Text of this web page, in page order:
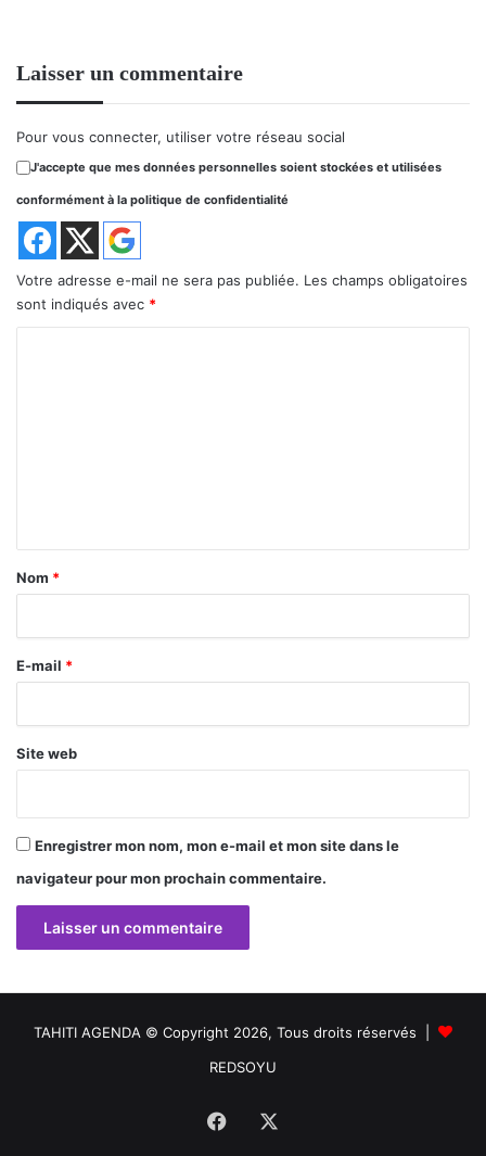
Laisser un commentaire
Pour vous connecter, utiliser votre réseau social
J'accepte que mes données personnelles soient stockées et utilisées
conformément à la politique de confidentialité
Votre adresse e-mail ne sera pas publiée. Les champs obligatoires
sont indiqués avec *
a
r
e
Nom *
E-mail *
Site web
Enregistrer mon nom, mon e-mail et mon site dans le
navigateur pour mon prochain commentaire.
TAHITI AGENDA © Copyright 2026, Tous droits réservés |
REDSOYU
Facebook